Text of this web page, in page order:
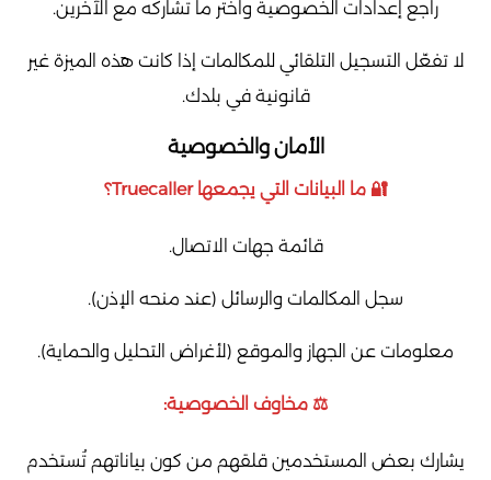
راجع إعدادات الخصوصية واختر ما تشاركه مع الآخرين.
لا تفعّل التسجيل التلقائي للمكالمات إذا كانت هذه الميزة غير
قانونية في بلدك.
الأمان والخصوصية
🔐 ما البيانات التي يجمعها Truecaller؟
قائمة جهات الاتصال.
سجل المكالمات والرسائل (عند منحه الإذن).
معلومات عن الجهاز والموقع (لأغراض التحليل والحماية).
⚖️ مخاوف الخصوصية:
يشارك بعض المستخدمين قلقهم من كون بياناتهم تُستخدم